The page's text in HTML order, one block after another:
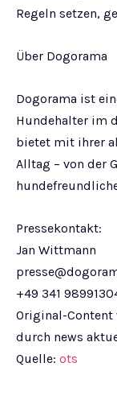
Regeln setzen,
Über Dogorama
Dogorama ist
Hundehalter im
bietet mit ihrer
Alltag – von der
Pressekontakt:
Jan Wittmann
+49 341
Original-
durch news
Quelle: ots